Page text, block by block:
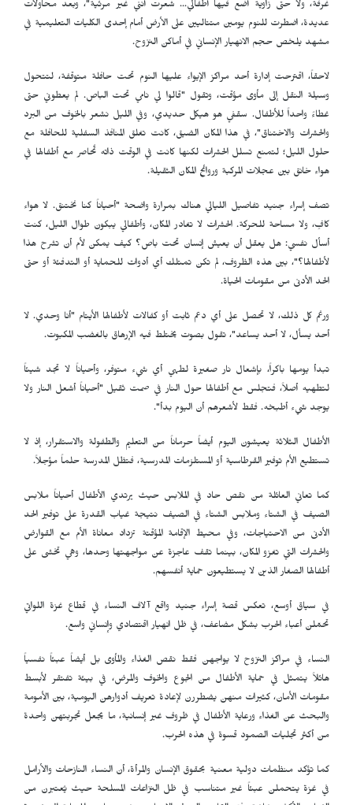
غرفة، ولا حتى زاوية أضع فيها أطفالي... شعرت أنني غير مرئية"، وبعد محاولات
عديدة، اضطرت للنوم يومين متتاليين على الأرض أمام إحدى الكليات التعليمية في
مشهد يلخص حجم الانهيار الإنساني في أماكن النزوح.
لاحقاً، اقترحت إدارة أحد مراكز الإيواء عليها النوم تحت حافلة متوقفة، لتتحول
وسيلة النقل إلى مأوى مؤقت، وتقول "قالوا لي نامي تحت الباص. لم يعطوني حتى
غطاءً واحداً للأطفال. سقفي هو هيكل حديدي، وفي الليل نشعر بالخوف من البرد
والحشرات والاختناق"، في هذا المكان الضيق، كانت تغلق المنافذ السفلية للحافلة مع
حلول الليل؛ لتمنع تسلل الحشرات لكنها كانت في الوقت ذاته تُحاصر مع أطفالها في
هواء خانق بين عجلات المركبة وروائح المكان الثقيلة.
تصف إسراء جنيد تفاصيل الليالي هناك بمرارة واضحة "أحياناً كنا نختنق. لا هواء
كافٍ، ولا مساحة للحركة. الحشرات لا تغادر المكان، وأطفالي يبكون طوال الليل، كنت
أسأل نفسي: هل يعقل أن يعيش إنسان تحت باص؟ كيف يمكن لأم أن تشرح هذا
لأطفالها؟"، بين هذه الظروف، لم تكن تمتلك أي أدوات للحماية أو التدفئة أو حتى
الحد الأدنى من مقومات الحياة.
ورغم كل ذلك، لا تحصل على أي دعم ثابت أو كفالات لأطفالها الأيتام "أنا وحدي. لا
أحد يسأل، لا أحد يساعد"، تقول بصوت يختلط فيه الإرهاق بالغضب المكبوت.
تبدأ يومها باكراً، بإشعال نار صغيرة لطهي أي شيء متوفر، وأحياناً لا تجد شيئاً
لتطهيه أصلاً، فتجلس مع أطفالها حول النار في صمت ثقيل "أحياناً أشعل النار ولا
يوجد شيء أطبخه. فقط لأشعرهم أن اليوم بدأ".
الأطفال الثلاثة يعيشون اليوم أيضاً حرماناً من التعليم والطفولة والاستقرار، إذ لا
تستطيع الأم توفير القرطاسية أو المستلزمات المدرسية، فتظل المدرسة حلماً مؤجلاً.
كما تعاني العائلة من نقص حاد في الملابس حيث يرتدي الأطفال أحياناً ملابس
الصيف في الشتاء وملابس الشتاء في الصيف نتيجة غياب القدرة على توفير الحد
الأدنى من الاحتياجات، وفي محيط الإقامة المؤقتة تزداد معاناة الأم مع القوارض
والحشرات التي تغزو المكان، بينما تقف عاجزة عن مواجهتها وحدها، وهي تخشى على
أطفالها الصغار الذين لا يستطيعون حماية أنفسهم.
في سياق أوسع، تعكس قصة إسراء جنيد واقع آلاف النساء في قطاع غزة اللواتي
تحمّلن أعباء الحرب بشكل مضاعف، في ظل انهيار اقتصادي وإنساني واسع.
النساء في مراكز النزوح لا يواجهن فقط نقص الغذاء والمأوى بل أيضاً عبئاً نفسياً
هائلاً يتمثل في حماية الأطفال من الجوع والخوف والمرض، في بيئة تفتقر لأبسط
مقومات الأمان، كثيرات منهن يضطررن لإعادة تعريف أدوارهن اليومية، بين الأمومة
والبحث عن الغذاء ورعاية الأطفال في ظروف غير إنسانية، ما يجعل تجربتهن واحدة
من أكثر تجليات الصمود قسوة في هذه الحرب.
كما تؤكد منظمات دولية معنية بحقوق الإنسان والمرأة، أن النساء النازحات والأرامل
في غزة يتحملن عبئاً غير متناسب في ظل النزاعات المسلحة حيث يُعتبرن من